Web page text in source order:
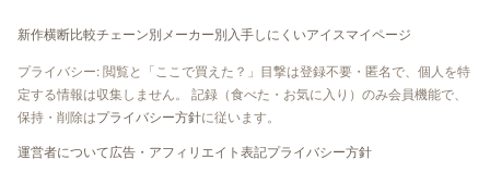
新作横断比較チェーン別 メーカー別 入手しにくいアイスマイページ
プライバシー: 閲覧と「ここで買えた？」目撃は登録不要・匿名で、個人を特
定する情報は収集しません。 記録（食べた・お気に入り）のみ会員機能で、
保持・削除はプライバシー方針に従います。
運営者について広告・アフィリエイト表記プライバシー方針